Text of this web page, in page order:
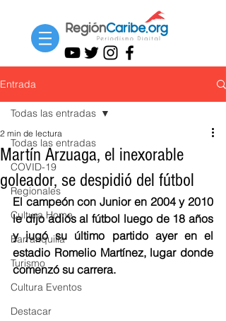
Entrada
Todas las entradas
COVID-19
Regionales
Cultura Home
Barranquilla
Turismo
Cultura Eventos
Destacar
Todas las entradas
Martín Arzuaga, el inexorable
goleador, se despidió del fútbol
2 min de lectura
El campeón con Junior en 2004 y 2010
le dijo adiós al fútbol luego de 18 años
y jugó su último partido ayer en el
estadio Romelio Martínez, lugar donde
comenzó su carrera.